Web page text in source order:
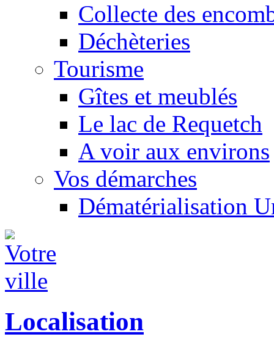
Collecte des
Déchèteries
Tourisme
Gîtes et meublés
Le lac de Requetch
A voir aux environs
Vos démarches
Dématérialisation
Localisation